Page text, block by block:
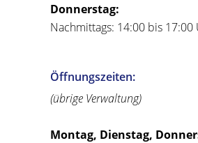
Donnerstag:
Nachmittags: 14:00 bis 17:00
Öffnungszeiten:
(übrige Verwaltung)
Montag, Dienstag,